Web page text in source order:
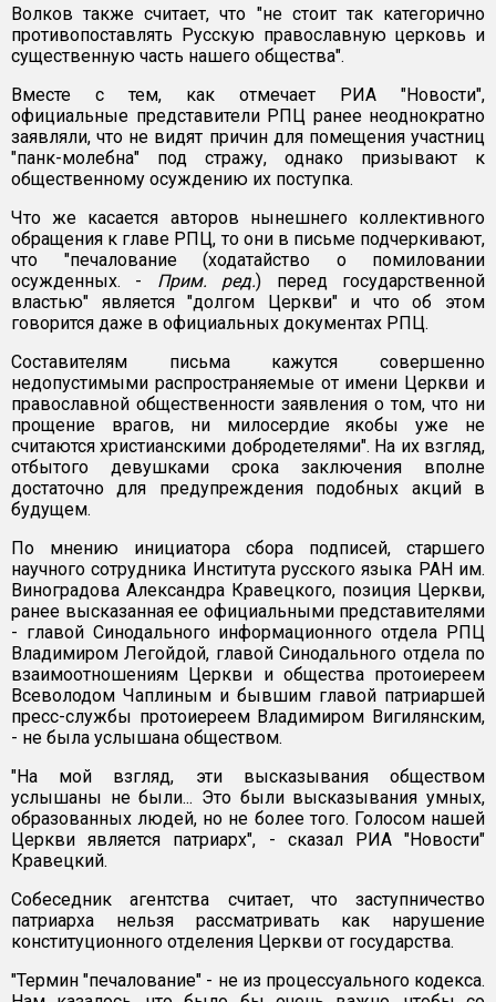
Волков также считает, что "не стоит так категорично
противопоставлять Русскую православную церковь и
существенную часть нашего общества".
Вместе с тем, как отмечает РИА "Новости",
официальные представители РПЦ ранее неоднократно
заявляли, что не видят причин для помещения участниц
"панк-молебна" под стражу, однако призывают к
общественному осуждению их поступка.
Что же касается авторов нынешнего коллективного
обращения к главе РПЦ, то они в письме подчеркивают,
что "печалование (ходатайство о помиловании
осужденных. - Прим. ред.) перед государственной
властью" является "долгом Церкви" и что об этом
говорится даже в официальных документах РПЦ.
Составителям письма кажутся совершенно
недопустимыми распространяемые от имени Церкви и
православной общественности заявления о том, что ни
прощение врагов, ни милосердие якобы уже не
считаются христианскими добродетелями". На их взгляд,
отбытого девушками срока заключения вполне
достаточно для предупреждения подобных акций в
будущем.
По мнению инициатора сбора подписей, старшего
научного сотрудника Института русского языка РАН им.
Виноградова Александра Кравецкого, позиция Церкви,
ранее высказанная ее официальными представителями
- главой Синодального информационного отдела РПЦ
Владимиром Легойдой, главой Синодального отдела по
взаимоотношениям Церкви и общества протоиереем
Всеволодом Чаплиным и бывшим главой патриаршей
пресс-службы протоиереем Владимиром Вигилянским,
- не была услышана обществом.
"На мой взгляд, эти высказывания обществом
услышаны не были... Это были высказывания умных,
образованных людей, но не более того. Голосом нашей
Церкви является патриарх", - сказал РИА "Новости"
Кравецкий.
Собеседник агентства считает, что заступничество
патриарха нельзя рассматривать как нарушение
конституционного отделения Церкви от государства.
"Термин "печалование" - не из процессуального кодекса.